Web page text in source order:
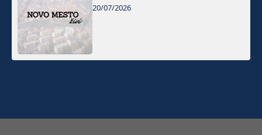
20/07/2026